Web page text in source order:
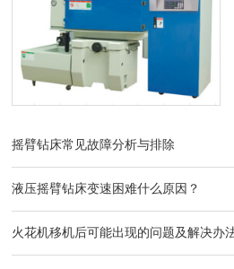
摇臂钻床常见故障分析与排除
液压摇臂钻床变速困难什么原因？
火花机移机后可能出现的问题及解决办